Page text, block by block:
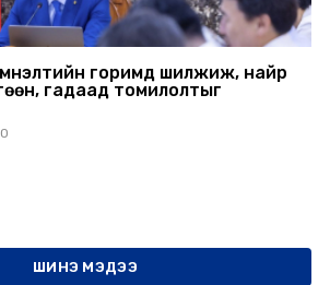
горимд шилжиж, найр
гадаад томилолтыг
ШИНЭ МЭДЭЭ